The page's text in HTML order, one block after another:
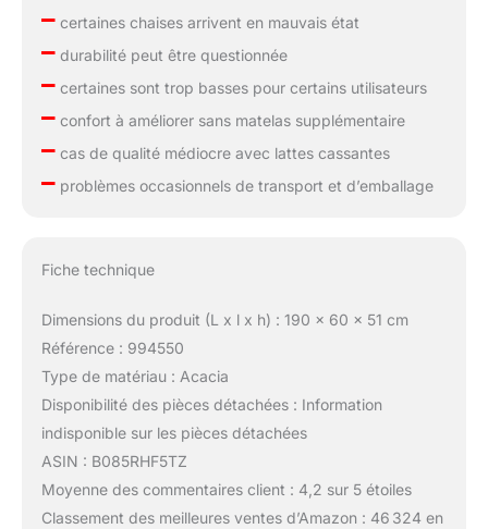
–certaines chaises arrivent en mauvais état
–durabilité peut être questionnée
–certaines sont trop basses pour certains utilisateurs
–confort à améliorer sans matelas supplémentaire
–cas de qualité médiocre avec lattes cassantes
–problèmes occasionnels de transport et d’emballage
Fiche technique
Dimensions du produit (L x l x h) : 190 x 60 x 51 cm
Référence : 994550
Type de matériau : Acacia
Disponibilité des pièces détachées : Information
indisponible sur les pièces détachées
ASIN : B085RHF5TZ
Moyenne des commentaires client : 4,2 sur 5 étoiles
Classement des meilleures ventes d’Amazon : 46 324 en